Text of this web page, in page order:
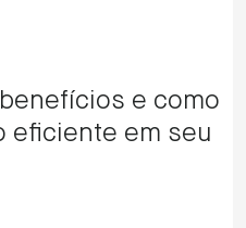
e como
eficiente em seu